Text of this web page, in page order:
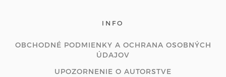
INFO
OBCHODNÉ PODMIENKY A OCHRANA OSOBNÝCH
ÚDAJOV
UPOZORNENIE O AUTORSTVE